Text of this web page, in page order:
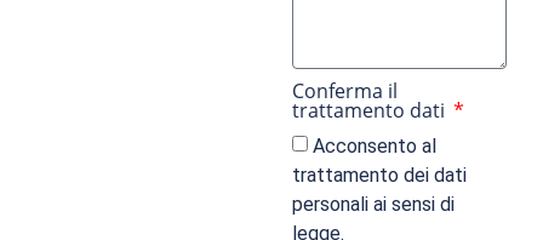
Conferma il
trattamento dati
Acconsento al
trattamento dei dati
personali ai sensi di
legge.